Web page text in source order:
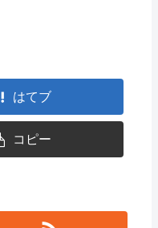
はてブ
コピー